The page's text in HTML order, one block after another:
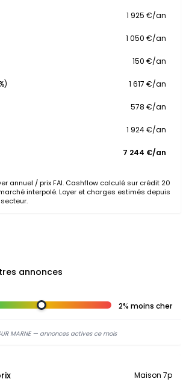
1 925 €/an
1 050 €/an
150 €/an
1 617 €/an
578 €/an
1 924 €/an
7 244 €/an
annuel / prix FAI. Cashflow calculé sur crédit 20
interpolé. Loyer et charges estimés depuis
annonces
2% moins cher
MARNE — annonces actives ce mois
Maison 7p